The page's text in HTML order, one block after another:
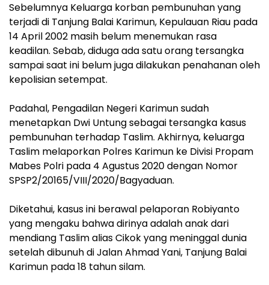
Sebelumnya Keluarga korban pembunuhan yang
terjadi di Tanjung Balai Karimun, Kepulauan Riau pada
14 April 2002 masih belum menemukan rasa
keadilan. Sebab, diduga ada satu orang tersangka
sampai saat ini belum juga dilakukan penahanan oleh
kepolisian setempat.
Padahal, Pengadilan Negeri Karimun sudah
menetapkan Dwi Untung sebagai tersangka kasus
pembunuhan terhadap Taslim. Akhirnya, keluarga
Taslim melaporkan Polres Karimun ke Divisi Propam
Mabes Polri pada 4 Agustus 2020 dengan Nomor
SPSP2/20165/VIII/2020/Bagyaduan.
Diketahui, kasus ini berawal pelaporan Robiyanto
yang mengaku bahwa dirinya adalah anak dari
mendiang Taslim alias Cikok yang meninggal dunia
setelah dibunuh di Jalan Ahmad Yani, Tanjung Balai
Karimun pada 18 tahun silam.